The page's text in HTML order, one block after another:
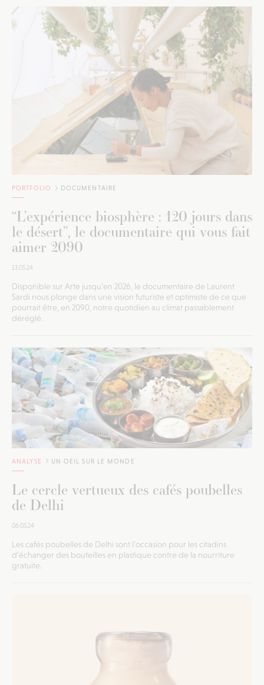
PORTFOLIO DOCUMENTAIRE
“L’expérience biosphère : 120 jours dans
le désert”, le documentaire qui vous fait
aimer 2090
13.05.24
Disponible sur Arte jusqu’en 2026, le documentaire de Laurent
Sardi nous plonge dans une vision futuriste et optimiste de ce que
pourrait être, en 2090, notre quotidien au climat passablement
déréglé.
ANALYSE UN OEIL SUR LE MONDE
Le cercle vertueux des cafés poubelles
de Delhi
06.05.24
Les cafés poubelles de Delhi sont l’occasion pour les citadins
d’échanger des bouteilles en plastique contre de la nourriture
gratuite.